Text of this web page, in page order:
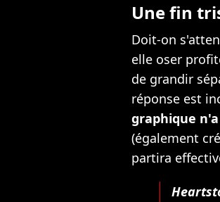
Une fin
Doit-on
elle oser
de grandir
réponse est
graphique
(également
partira